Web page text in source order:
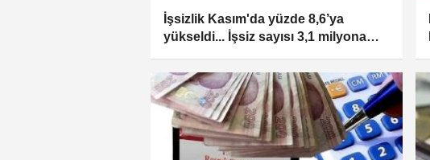
İşsizlik Kasım'da yüzde 8,6’ya
yükseldi... İşsiz sayısı 3,1 milyona